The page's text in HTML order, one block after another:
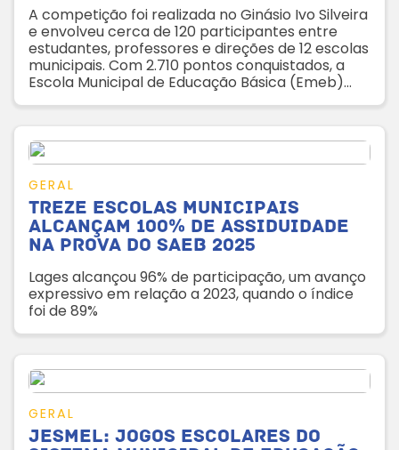
A competição foi realizada no Ginásio Ivo Silveira
e envolveu cerca de 120 participantes entre
estudantes, professores e direções de 12 escolas
municipais. Com 2.710 pontos conquistados, a
Escola Municipal de Educação Básica (Emeb)
GERAL
Treze escolas municipais
alcançam 100% de assiduidade
na prova do Saeb 2025
Lages alcançou 96% de participação, um avanço
expressivo em relação a 2023, quando o índice
foi de 89%
GERAL
Jesmel: Jogos Escolares do